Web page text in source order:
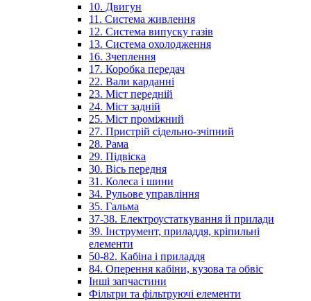
10. Двигун
11. Система живлення
12. Система випуску газів
13. Система охолодження
16. Зчеплення
17. Коробка передач
22. Вали карданні
23. Міст передній
24. Міст задній
25. Міст проміжний
27. Пристрій сідельно-зчіпний
28. Рама
29. Підвіска
30. Вісь передня
31. Колеса і шини
34. Рульове управління
35. Гальма
37-38. Електроустаткування й прилади
39. Інструмент, приладдя, кріпильні
елементи
50-82. Кабіна і приладдя
84. Оперення кабіни, кузова та обвіс
Інші запчастини
Фільтри та фільтруючі елементи